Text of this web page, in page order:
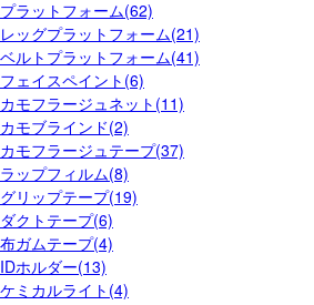
プラットフォーム(62)
レッグプラットフォーム(21)
ベルトプラットフォーム(41)
フェイスペイント(6)
カモフラージュネット(11)
カモブラインド(2)
カモフラージュテープ(37)
ラップフィルム(8)
グリップテープ(19)
ダクトテープ(6)
布ガムテープ(4)
IDホルダー(13)
ケミカルライト(4)